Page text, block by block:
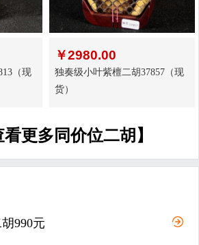
（现
￥2980.00
独奏级小叶紫檀二胡37857（现
货）
看更多同价位二胡】
990元